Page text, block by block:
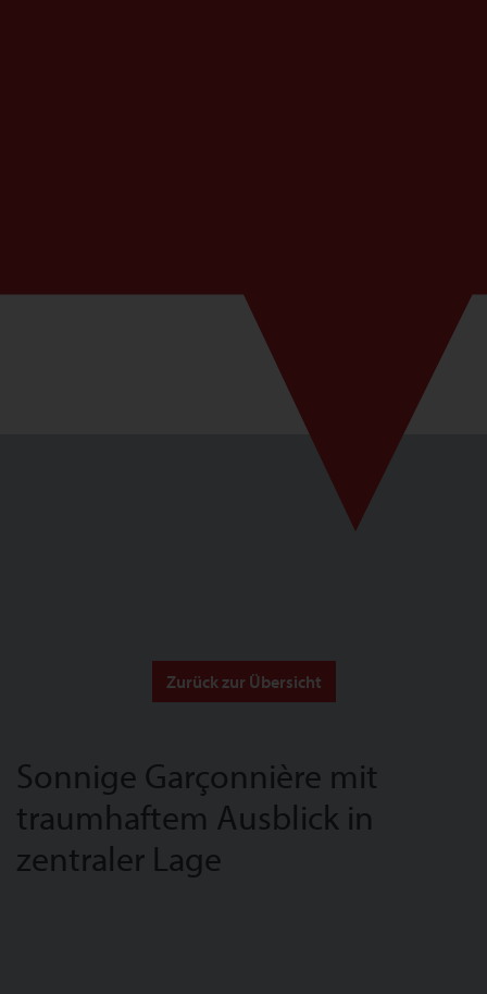
Zurück zur Übersicht
Sonnige Garçonnière mit
traumhaftem Ausblick in
zentraler Lage